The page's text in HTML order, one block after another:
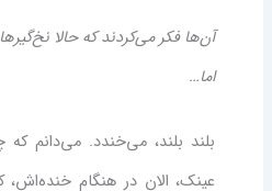
آن‌ها فکر می‌کردند که حالا
اما…
بلند بلند، می‌خندد. می‌دانم
عینک، الان در هنگام